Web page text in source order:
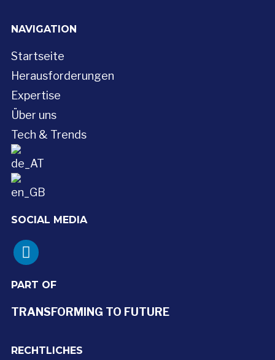
NAVIGATION
Startseite
Herausforderungen
Expertise
Über uns
Tech & Trends
SOCIAL MEDIA
linkedin
PART OF
TRANSFORMING TO FUTURE
RECHTLICHES